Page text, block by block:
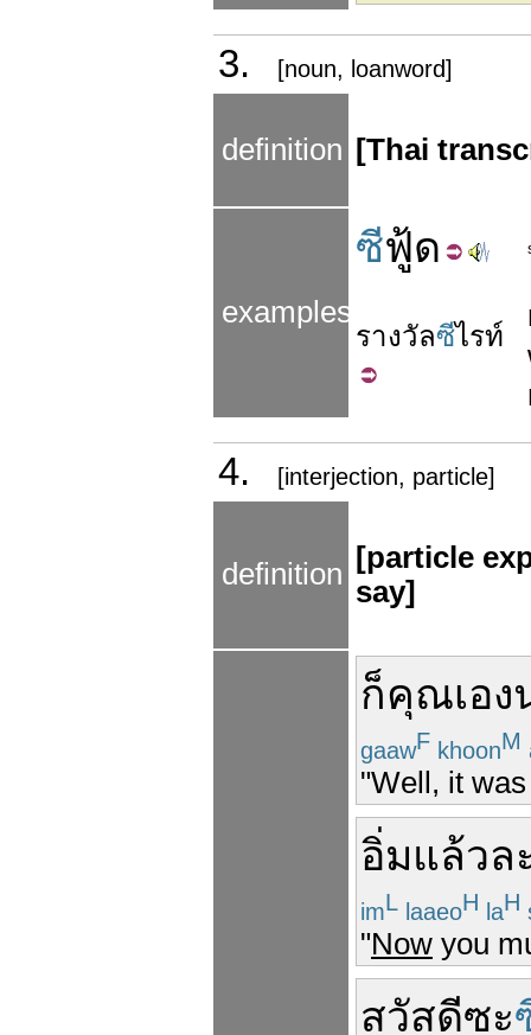
3. [noun, loanword]
definition [Thai
examples
ซีฟู้ด
รางวัลซีไรท์
4. [interjection, particle]
definition [particle
say]
ก็คุณเอง
gaawF khoonM
"Well, it
อิ่มแล้วล
imL laaeoH laH
"Now you
สวัสดีซะ